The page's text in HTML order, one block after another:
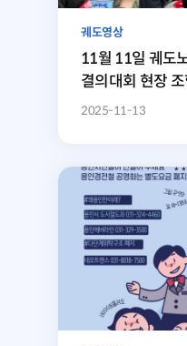
궤도영상
11월 11일 궤도
결의대회 현장
2025-11-13